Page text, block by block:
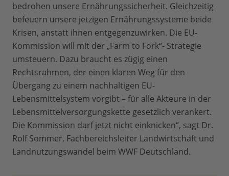
bedrohen unsere Ernährungssicherheit. Gleichzeitig
befeuern unsere jetzigen Ernährungssysteme beide
Krisen, anstatt ihnen entgegenzuwirken. Die EU-
Kommission will mit der „Farm to Fork“- Strategie
umsteuern. Dazu braucht es zügig einen
Rechtsrahmen, der einen klaren Weg für den
Übergang zu einem nachhaltigen EU-
Lebensmittelsystem vorgibt – für alle Akteure in der
Lebensmittelversorgungskette gesetzlich verankert.
Die Kommission darf jetzt nicht einknicken“, sagt Dr.
Rolf Sommer, Fachbereichsleiter Landwirtschaft und
Landnutzungswandel beim WWF Deutschland.